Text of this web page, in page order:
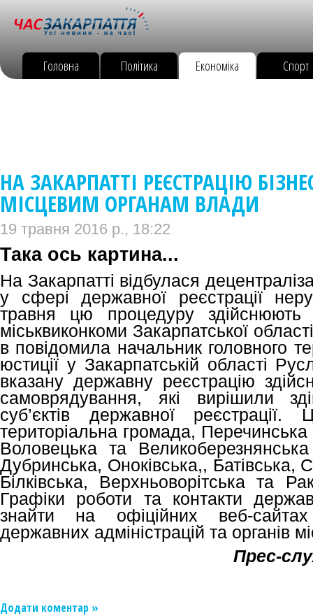
Головна Політика Економіка Спорт
НА ЗАКАРПАТТІ РЕЄСТРАЦІЮ
МІСЦЕВИМ ОРГАНАМ ВЛАДИ
19 травня 2016 р., 18:22
Така ось картина...
На Закарпатті відбулася
у сфері державної реєстрації
травня цю процедуру здійснюють
міськвиконкоми Закарпатської
в повідомила начальник головного
юстиції у Закарпатській області
вказану державну реєстрацію
самоврядування, які вирішили
суб’єктів державної реєстрації.
територіальна громада, Перечинська
Воловецька та
Дубринська, Оноківська,, Батівська,
Білківська, Верхньоворітська та
Графіки роботи та контакти
знайти на офіційних веб-
державних адміністрацій та органів
Прес-
Додати коментар »